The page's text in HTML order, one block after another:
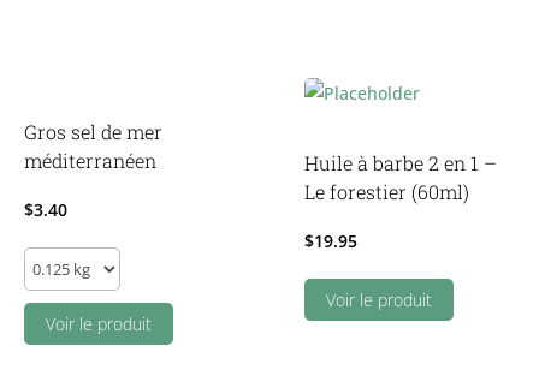
Gros sel de mer
méditerranéen
$3.40
Gros
sel
Voir le produit
Huile à barbe 2 en 1 –
Le forestier (60ml)
$19.95
Voir le produit